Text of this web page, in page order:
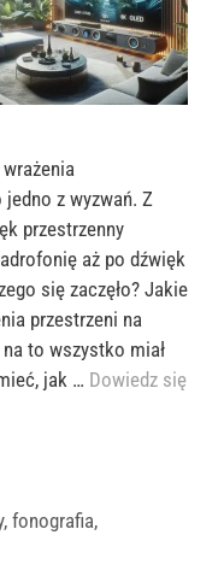
z wyzwań. Z
przestrzenny
aż po dźwięk
się zaczęło? Jakie
przestrzeni na
to wszystko miał
jak … Dowiedz się
,fonografia,